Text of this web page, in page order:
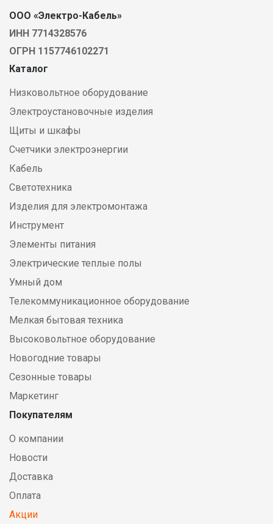
ООО «Электро-Кабель»
ИНН 7714328576
ОГРН 1157746102271
Каталог
Низковольтное оборудование
Электроустановочные изделия
Щиты и шкафы
Счетчики электроэнергии
Кабель
Светотехника
Изделия для электромонтажа
Инструмент
Элементы питания
Электрические теплые полы
Умный дом
Телекоммуникационное оборудование
Мелкая бытовая техника
Высоковольтное оборудование
Новогодние товары
Сезонные товары
Маркетинг
Покупателям
О компании
Новости
Доставка
Оплата
Акции